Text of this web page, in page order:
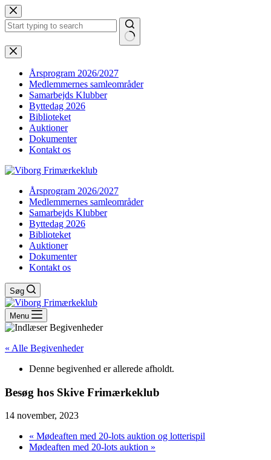
Fortsæt
til
indhold
Ingen
resultater
Årsprogram 2026/2027
Medlemmernes samleområder
Samarbejds Klubber
Byttedag 2026
Biblioteket
Auktioner
Dokumenter
Kontakt os
Årsprogram 2026/2027
Medlemmernes samleområder
Samarbejds Klubber
Byttedag 2026
Biblioteket
Auktioner
Dokumenter
Kontakt os
Søg
Menu
« Alle Begivenheder
Denne begivenhed er allerede afholdt.
Besøg hos Skive Frimærkeklub
14 november, 2023
« Mødeaften med 20-lots auktion og lotterispil
Mødeaften med 20-lots auktion »